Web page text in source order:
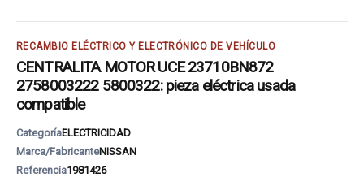
RECAMBIO ELÉCTRICO Y ELECTRÓNICO DE VEHÍCULO
CENTRALITA MOTOR UCE 23710BN872
2758003222 5800322: pieza eléctrica usada
compatible
CategoríaELECTRICIDAD
Marca/FabricanteNISSAN
Referencia1981426